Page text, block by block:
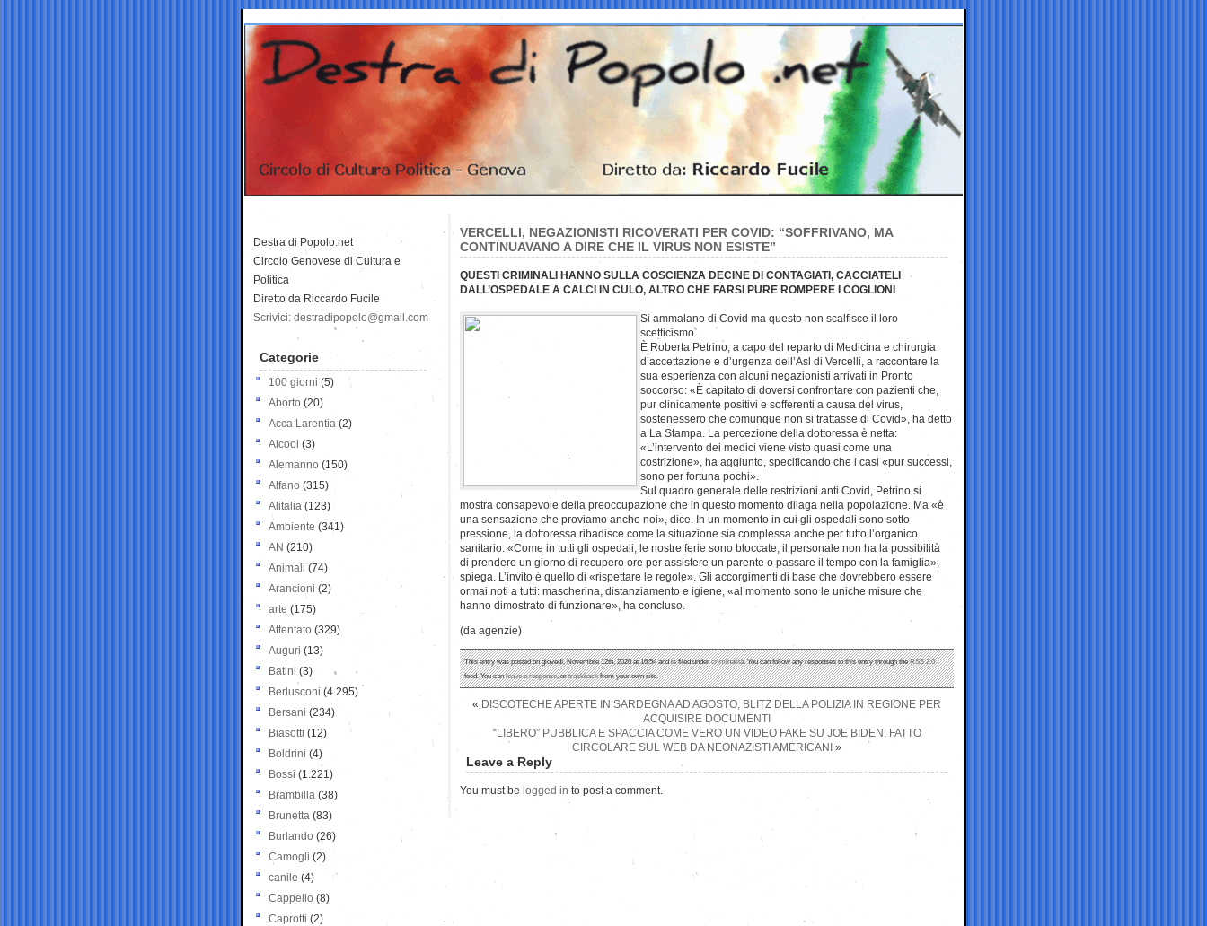
VERCELLI, NEGAZIONISTI RICOVERATI PER COVID: “SOFFRIVANO, MA
CONTINUAVANO A DIRE CHE IL VIRUS NON ESISTE”
QUESTI CRIMINALI HANNO SULLA COSCIENZA DECINE DI CONTAGIATI, CACCIATELI
DALL’OSPEDALE A CALCI IN CULO, ALTRO CHE FARSI PURE ROMPERE I COGLIONI
Si ammalano di Covid ma questo non scalfisce il loro
scetticismo.
È Roberta Petrino, a capo del reparto di Medicina e chirurgia
d’accettazione e d’urgenza dell’Asl di Vercelli, a raccontare la
sua esperienza con alcuni negazionisti arrivati in Pronto
soccorso: «È capitato di doversi confrontare con pazienti che,
pur clinicamente positivi e sofferenti a causa del virus,
sostenessero che comunque non si trattasse di Covid», ha detto
a La Stampa. La percezione della dottoressa è netta:
«L’intervento dei medici viene visto quasi come una
costrizione», ha aggiunto, specificando che i casi «pur successi,
sono per fortuna pochi».
Sul quadro generale delle restrizioni anti Covid, Petrino si
mostra consapevole della preoccupazione che in questo momento dilaga nella popolazione. Ma «è
una sensazione che proviamo anche noi», dice. In un momento in cui gli ospedali sono sotto
pressione, la dottoressa ribadisce come la situazione sia complessa anche per tutto l’organico
sanitario: «Come in tutti gli ospedali, le nostre ferie sono bloccate, il personale non ha la possibilità
di prendere un giorno di recupero ore per assistere un parente o passare il tempo con la famiglia»,
spiega. L’invito è quello di «rispettare le regole». Gli accorgimenti di base che dovrebbero essere
ormai noti a tutti: mascherina, distanziamento e igiene, «al momento sono le uniche misure che
hanno dimostrato di funzionare», ha concluso.
(da agenzie)
This entry was posted on giovedì, Novembre 12th, 2020 at 16:54 and is filed undercriminalità. You can follow any responses to this entry through theRSS 2.0
feed. You canleave a response, ortrackbackfrom your own site.
« DISCOTECHE APERTE IN SARDEGNA AD AGOSTO, BLITZ DELLA POLIZIA IN REGIONE PER
ACQUISIRE DOCUMENTI
“LIBERO” PUBBLICA E SPACCIA COME VERO UN VIDEO FAKE SU JOE BIDEN, FATTO
CIRCOLARE SUL WEB DA NEONAZISTI AMERICANI »
Leave a Reply
You must be logged in to post a comment.
Destra di Popolo.net
Circolo Genovese di Cultura e
Politica
Diretto da Riccardo Fucile
Scrivici: destradipopolo@gmail.com
Categorie
100 giorni (5)
Aborto (20)
Acca Larentia (2)
Alcool (3)
Alemanno (150)
Alfano (315)
Alitalia (123)
Ambiente (341)
AN (210)
Animali (74)
Arancioni (2)
arte (175)
Attentato (329)
Auguri (13)
Batini (3)
Berlusconi (4.295)
Bersani (234)
Biasotti (12)
Boldrini (4)
Bossi (1.221)
Brambilla (38)
Brunetta (83)
Burlando (26)
Camogli (2)
canile (4)
Cappello (8)
Caprotti (2)